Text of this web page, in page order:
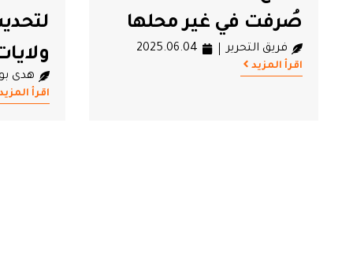
صُرفت في غير محلها
فريق التحرير 2025.06.04
اقرأ المزيد
هدى
اقرأ